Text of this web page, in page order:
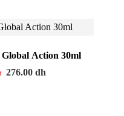
Global Action 30ml
276.00 dh